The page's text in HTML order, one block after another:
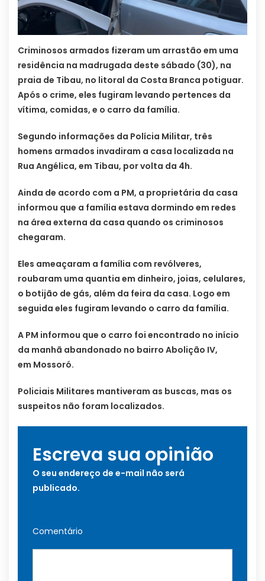
Criminosos armados fizeram um arrastão em uma
residência na madrugada deste sábado (30), na
praia de Tibau, no litoral da Costa Branca potiguar.
Após o crime, eles fugiram levando pertences da
vítima, comidas, e o carro da família.
Segundo informações da Polícia Militar, três
homens armados invadiram a casa localizada na
Rua Angélica, em Tibau, por volta da 4h.
Ainda de acordo com a PM, a proprietária da casa
informou que a família estava dormindo em redes
na área externa da casa quando os criminosos
chegaram.
Eles ameaçaram a família com revólveres,
roubaram uma quantia em dinheiro, joias, celulares,
o botijão de gás, além da feira da casa. Logo em
seguida eles fugiram levando o carro da família.
A PM informou que o carro foi encontrado no início
da manhã abandonado no bairro Abolição IV,
em Mossoró.
Policiais Militares mantiveram as buscas, mas os
suspeitos não foram localizados.
Escreva sua opinião
O seu endereço de e-mail não será
publicado.
Comentário